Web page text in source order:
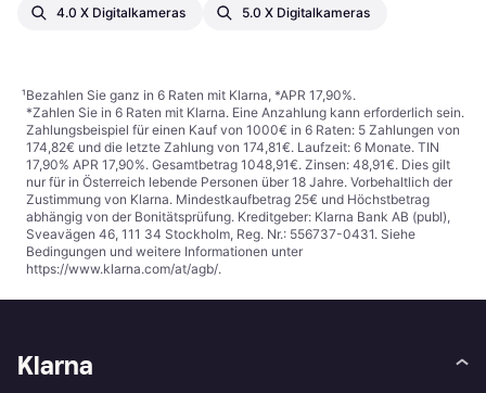
4.0 X Digitalkameras 5.0 X Digitalkameras
¹Bezahlen Sie ganz in 6 Raten mit Klarna, *APR 17,90%.
*Zahlen Sie in 6 Raten mit Klarna. Eine Anzahlung kann erforderlich sein.
Zahlungsbeispiel für einen Kauf von 1000€ in 6 Raten: 5 Zahlungen von
174,82€ und die letzte Zahlung von 174,81€. Laufzeit: 6 Monate. TIN
17,90% APR 17,90%. Gesamtbetrag 1048,91€. Zinsen: 48,91€. Dies gilt
nur für in Österreich lebende Personen über 18 Jahre. Vorbehaltlich der
Zustimmung von Klarna. Mindestkaufbetrag 25€ und Höchstbetrag
abhängig von der Bonitätsprüfung. Kreditgeber: Klarna Bank AB (publ),
Sveavägen 46, 111 34 Stockholm, Reg. Nr.: 556737-0431. Siehe
Bedingungen und weitere Informationen unter
https://www.klarna.com/at/agb/.
Klarna